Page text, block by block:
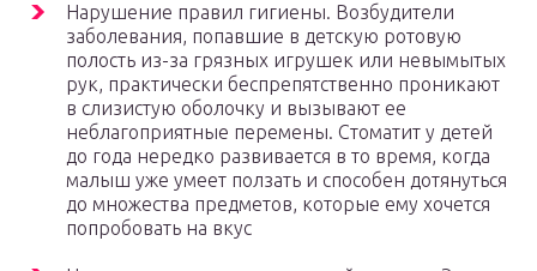
Нарушение правил гигиены. Возбудители
заболевания, попавшие в детскую ротовую
полость из-за грязных игрушек или невымытых
рук, практически беспрепятственно проникают
в слизистую оболочку и вызывают ее
неблагоприятные перемены. Стоматит у детей
до года нередко развивается в то время, когда
малыш уже умеет ползать и способен дотянуться
до множества предметов, которые ему хочется
попробовать на вкус